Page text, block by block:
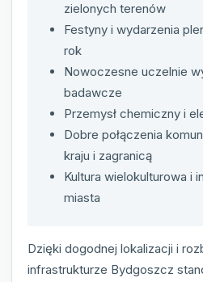
zielonych terenów
Festyny i wydarzenia
rok
Nowoczesne uczelnie
badawcze
Przemysł chemiczny i
Dobre połączenia
kraju i zagranicą
Kultura wielokulturowa i
miasta
Dzięki dogodnej lokalizacji i
infrastrukturze Bydgoszcz